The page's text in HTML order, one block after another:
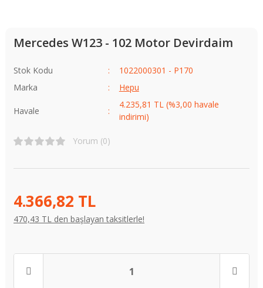
Mercedes W123 - 102 Motor Devirdaim
Stok Kodu
1022000301 - P170
Marka
Hepu
Havale
4.235,81 TL (%3,00 havale
indirimi)
Yorum (0)
4.366,82 TL
470,43 TL den başlayan taksitlerle!